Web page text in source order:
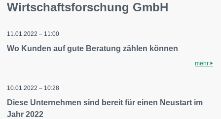
Wirtschaftsforschung GmbH
11.01.2022 – 11:00
Wo Kunden auf gute Beratung zählen können
mehr
10.01.2022 – 10:28
Diese Unternehmen sind bereit für einen Neustart im
Jahr 2022